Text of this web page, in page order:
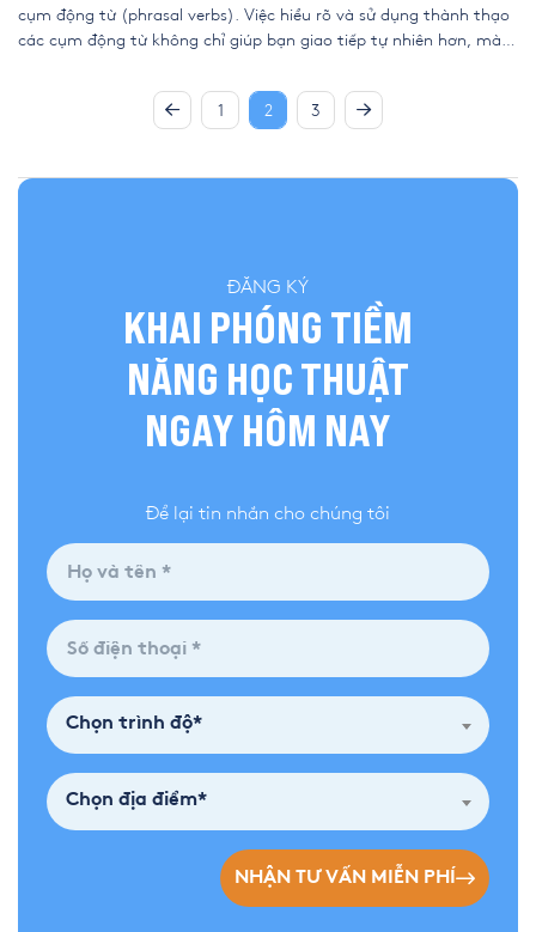
cụm động từ (phrasal verbs). Việc hiểu rõ và sử dụng thành thạo
các cụm động từ không chỉ giúp bạn giao tiếp tự nhiên hơn, mà
viết này,Hãy cùng […]
1
2 3
ĐĂNG KÝ
KHAI PHÓNG TIỀM
NĂNG HỌC THUẬT
NGAY HÔM NAY
Để lại tin nhắn cho chúng tôi
Chọn trình độ*
Chọn địa điểm*
NHẬN TƯ VẤN MIỄN PHÍ